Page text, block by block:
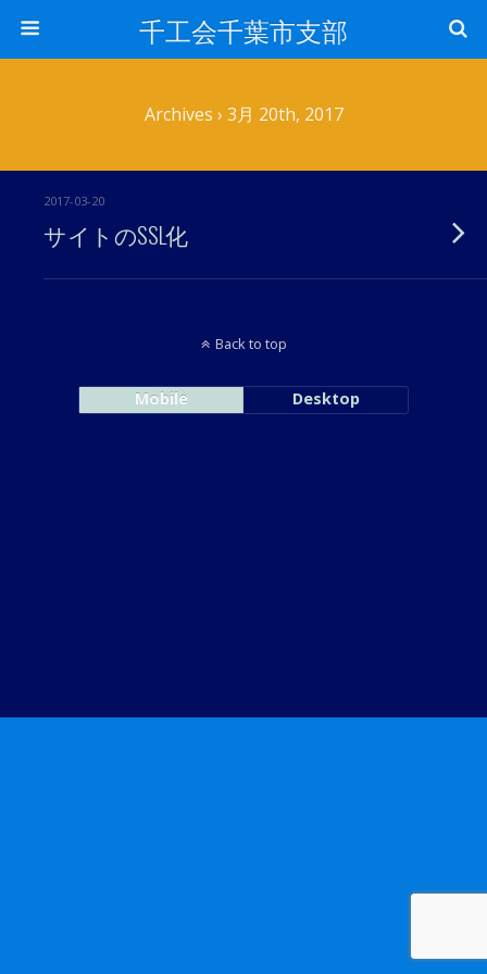
千工会千葉市支部
Archives › 3月 20th, 2017
2017-03-20
サイトのSSL化
Back to top
Mobile Desktop